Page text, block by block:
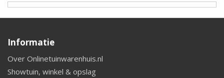
Informatie
Over Onlinetuinwarenhuis.nl
Showtuin, winkel & opslag